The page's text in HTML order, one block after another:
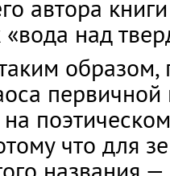
автора
над
что для